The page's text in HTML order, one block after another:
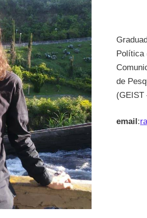
Política
de
(GEIST
email :